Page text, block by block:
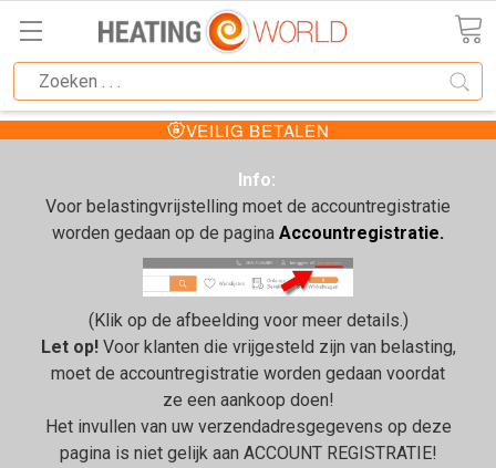
VEILIG BETALEN
Info:
Voor belastingvrijstelling moet de accountregistratie
worden gedaan op de pagina Accountregistratie.
(Klik op de afbeelding voor meer details.)
Let op!Voor klanten die vrijgesteld zijn van belasting,
moet de accountregistratie worden gedaan voordat
ze een aankoop doen!
Het invullen van uw verzendadresgegevens op deze
pagina is niet gelijk aan ACCOUNT REGISTRATIE!